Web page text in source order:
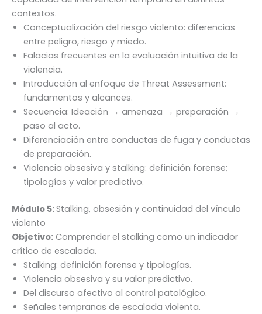
contextos.
Conceptualización del riesgo violento: diferencias
entre peligro, riesgo y miedo.
Falacias frecuentes en la evaluación intuitiva de la
violencia.
Introducción al enfoque de Threat Assessment:
fundamentos y alcances.
Secuencia: Ideación → amenaza → preparación →
paso al acto.
Diferenciación entre conductas de fuga y conductas
de preparación.
Violencia obsesiva y stalking: definición forense;
tipologías y valor predictivo.
Módulo 5:Stalking, obsesión y continuidad del vínculo
violento
Objetivo: Comprender el stalking como un indicador
crítico de escalada.
Stalking: definición forense y tipologías.
Violencia obsesiva y su valor predictivo.
Del discurso afectivo al control patológico.
Señales tempranas de escalada violenta.